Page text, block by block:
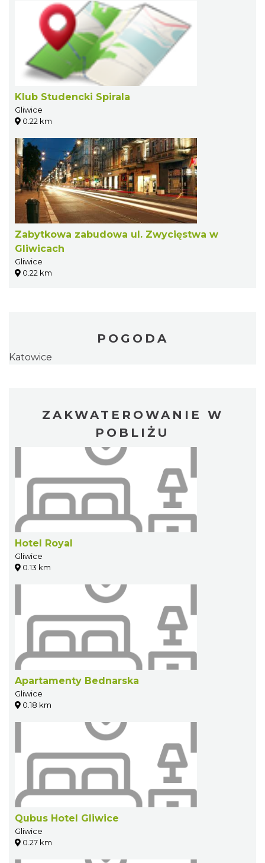
Klub Studencki Spirala
Gliwice
0.22 km
Zabytkowa zabudowa ul. Zwycięstwa w
Gliwicach
Gliwice
0.22 km
POGODA
Katowice
ZAKWATEROWANIE W
POBLIŻU
Hotel Royal
Gliwice
0.13 km
Apartamenty Bednarska
Gliwice
0.18 km
Qubus Hotel Gliwice
Gliwice
0.27 km